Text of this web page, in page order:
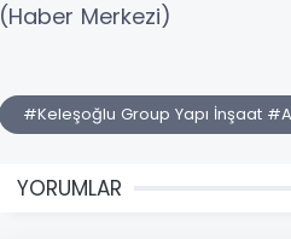
(Haber Merkezi)
#Keleşoğlu Group Yapı İnşaat
YORUMLAR